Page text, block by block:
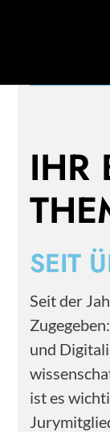
IHR
SEIT
Seit der
und
ist es